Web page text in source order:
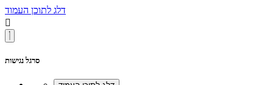
דלג לתוכן העמוד

סרגל נגישות